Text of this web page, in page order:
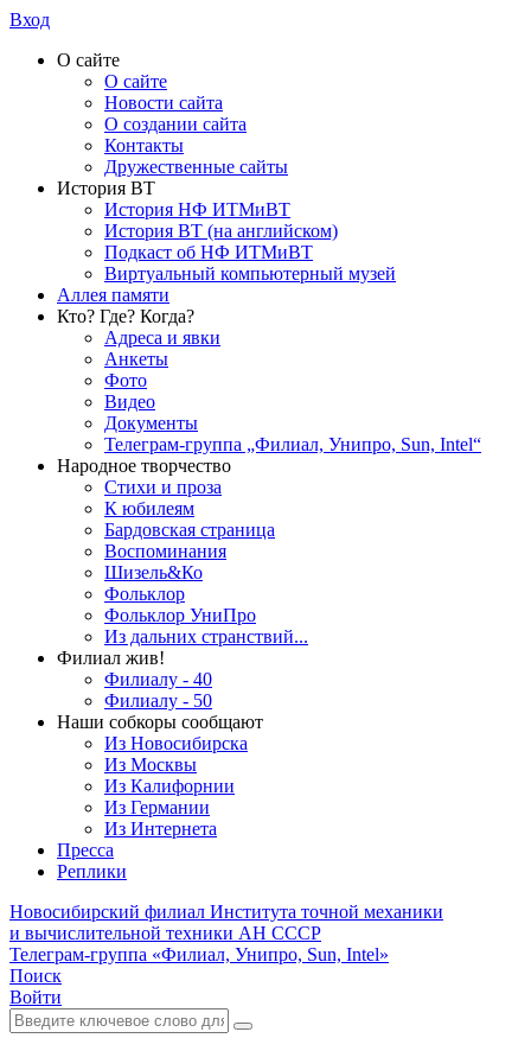
Вход
О сайте
О сайте
Новости сайта
О создании сайта
Контакты
Дружественные сайты
История ВТ
История НФ ИТМиВТ
История ВТ (на английском)
Подкаст об НФ ИТМиВТ
Виртуальный компьютерный музей
Аллея памяти
Кто? Где? Когда?
Адреса и явки
Анкеты
Фото
Видео
Документы
Телеграм-группа „Филиал, Унипро, Sun, Intel“
Народное творчество
Стихи и проза
К юбилеям
Бардовская страница
Воспоминания
Шизель&Ко
Фольклор
Фольклор УниПро
Из дальних странствий...
Филиал жив!
Филиалу - 40
Филиалу - 50
Наши собкоры сообщают
Из Новосибирска
Из Москвы
Из Калифорнии
Из Германии
Из Интернета
Пресса
Реплики
Новосибирский филиал Института точной механики
и вычислительной техники АН СССР
Телеграм-группа «Филиал, Унипро, Sun, Intel»
Поиск
Войти